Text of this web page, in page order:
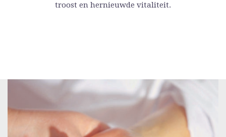
troost en hernieuwde vitaliteit.